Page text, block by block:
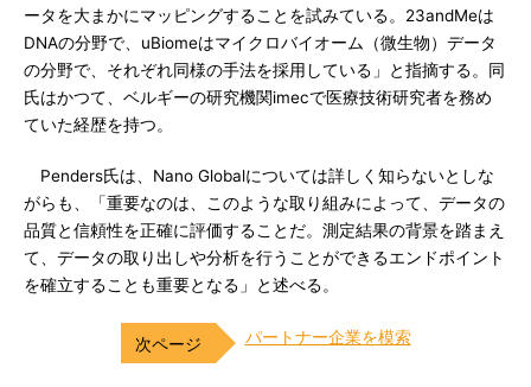
ータを大まかにマッピングすることを試みている。23andMeは
DNAの分野で、uBiomeはマイクロバイオーム（微生物）データ
の分野で、それぞれ同様の手法を採用している」と指摘する。同
氏はかつて、ベルギーの研究機関imecで医療技術研究者を務め
ていた経歴を持つ。
Penders氏は、Nano Globalについては詳しく知らないとしな
がらも、「重要なのは、このような取り組みによって、データの
品質と信頼性を正確に評価することだ。測定結果の背景を踏まえ
て、データの取り出しや分析を行うことができるエンドポイント
を確立することも重要となる」と述べる。
パートナー企業を模索